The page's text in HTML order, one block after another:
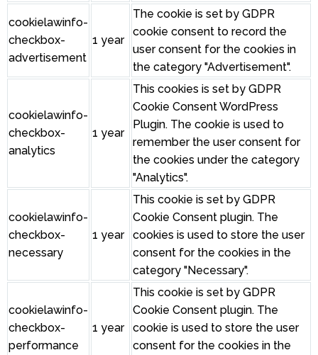
cookielawinfo-
checkbox-
advertisement
1 year
The cookie is set by GDPR
cookie consent to record the
user consent for the cookies in
the category "Advertisement".
cookielawinfo-
checkbox-
analytics
1 year
This cookies is set by GDPR
Cookie Consent WordPress
Plugin. The cookie is used to
remember the user consent for
the cookies under the category
"Analytics".
cookielawinfo-
checkbox-
necessary
1 year
This cookie is set by GDPR
Cookie Consent plugin. The
cookies is used to store the user
consent for the cookies in the
category "Necessary".
cookielawinfo-
checkbox-
performance
1 year
This cookie is set by GDPR
Cookie Consent plugin. The
cookie is used to store the user
consent for the cookies in the